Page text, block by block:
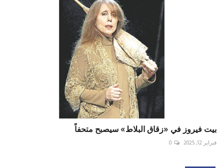
بيت فيروز في «زقاق البلاط» سيصبح متحفاً
فبراير 12, 2025 0